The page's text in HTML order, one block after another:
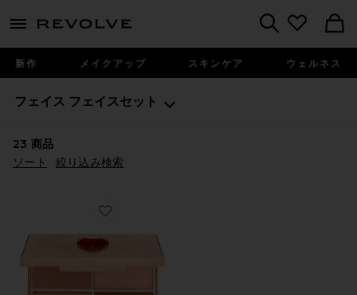
menu - shows more content
新作 メイクアップ スキンケア ウェルネス
フェイス フェイスセット
23 商品
ソート
絞り込み検索
Favorite LOVE AT FIRST SWIPE フェイスパレット